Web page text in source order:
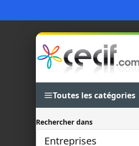
Toutes les catégories
Rechercher dans